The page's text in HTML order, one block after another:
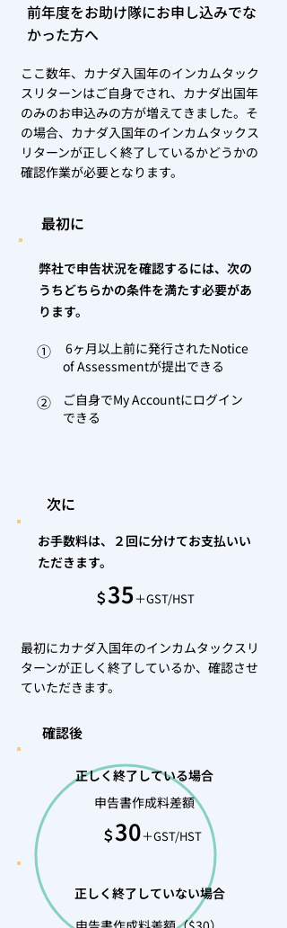
前年度をお助け隊にお申し込みでな
かった方へ
ここ数年、カナダ入国年のインカムタック
スリターンはご自身でされ、カナダ出国年
のみのお申込みの方が増えてきました。そ
の場合、カナダ入国年のインカムタックス
リターンが正しく終了しているかどうかの
確認作業が必要となります。
最初に
弊社で申告状況を確認するには、次の
うちどちらかの条件を満たす必要があ
ります。
①
6ヶ月以上前に発行されたNotice
of Assessmentが提出できる
②
ご自身でMy Accountにログイン
できる
次に
お手数料は、２回に分けてお支払いい
ただきます。
＄35＋GST/HST
最初にカナダ入国年のインカムタックスリ
ターンが正しく終了しているか、確認させ
ていただきます。
確認後
正しく終了している場合
申告書作成料差額
＄30＋GST/HST
正しく終了していない場合